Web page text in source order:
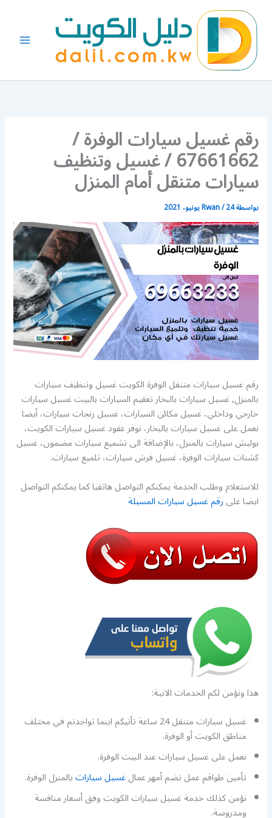
المحتوى
رقم غسيل سيارات الوفرة /
67661662 / غسيل وتنظيف
سيارات متنقل أمام المنزل
بواسطة Rwan/24 يونيو، 2021
رقم غسيل سيارات متنقل الوفرة الكويت غسيل وتنظيف سيارات
بالمنزل, غسيل سيارات بالبخار تعقيم السيارات بالبيت غسيل سيارات
خارجي وداخلي، غسيل مكائن السيارات، غسيل زنجات سيارات، أيضا
نعمل على غسيل سيارات بالبخار، نوفر عقود غسيل سيارات الكويت،
بوليش سيارات بالمنزل، بالإضافة الى تشميع سيارات مضمون، غسيل
كشنات سيارات الوفرة، غسيل فرش سيارات، تلميع سيارات.
للاستعلام وطلب الخدمة يمكنكم التواصل هاتفيا كما يمكنكم التواصل
ايضا علىرقم غسيل سيارات المسيلة
هذا ونؤمن لكم الخدمات الاتية:
غسيل سيارات متنقل 24 ساعة تأتيكم اينما تواجدتم في مختلف
مناطق الكويت أو الوفرة.
نعمل على غسيل سيارات عند البيت الوفرة.
تأمين طواقم عمل تضم أمهر عمالغسيل سياراتبالمنزل الوفرة.
نؤمن كذلك خدمة غسيل سيارات الكويت وفق أسعار منافسة
ومدروسة.